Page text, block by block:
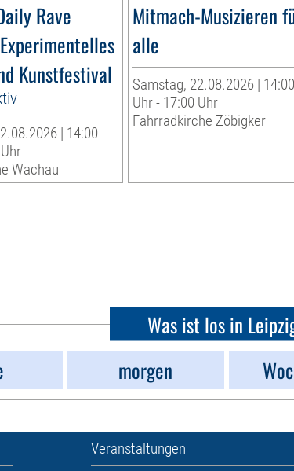
Rave
Kunstfestival
| 14:00
Wachau
Mitmach-Musizieren
alle
Samstag, 22.08.2026 | 14:00
Uhr - 17:00 Uhr
Fahrradkirche Zöbigker
Was ist los in
morgen
Veranstaltungen